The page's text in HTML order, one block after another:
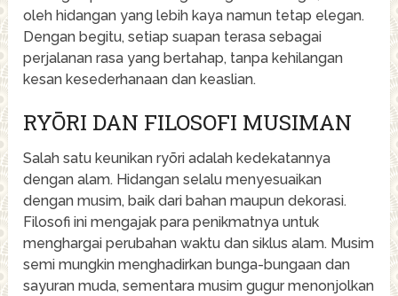
oleh hidangan yang lebih kaya namun tetap elegan.
Dengan begitu, setiap suapan terasa sebagai
perjalanan rasa yang bertahap, tanpa kehilangan
kesan kesederhanaan dan keaslian.
RYŌRI DAN FILOSOFI MUSIMAN
Salah satu keunikan ryōri adalah kedekatannya
dengan alam. Hidangan selalu menyesuaikan
dengan musim, baik dari bahan maupun dekorasi.
Filosofi ini mengajak para penikmatnya untuk
menghargai perubahan waktu dan siklus alam. Musim
semi mungkin menghadirkan bunga-bungaan dan
sayuran muda, sementara musim gugur menonjolkan